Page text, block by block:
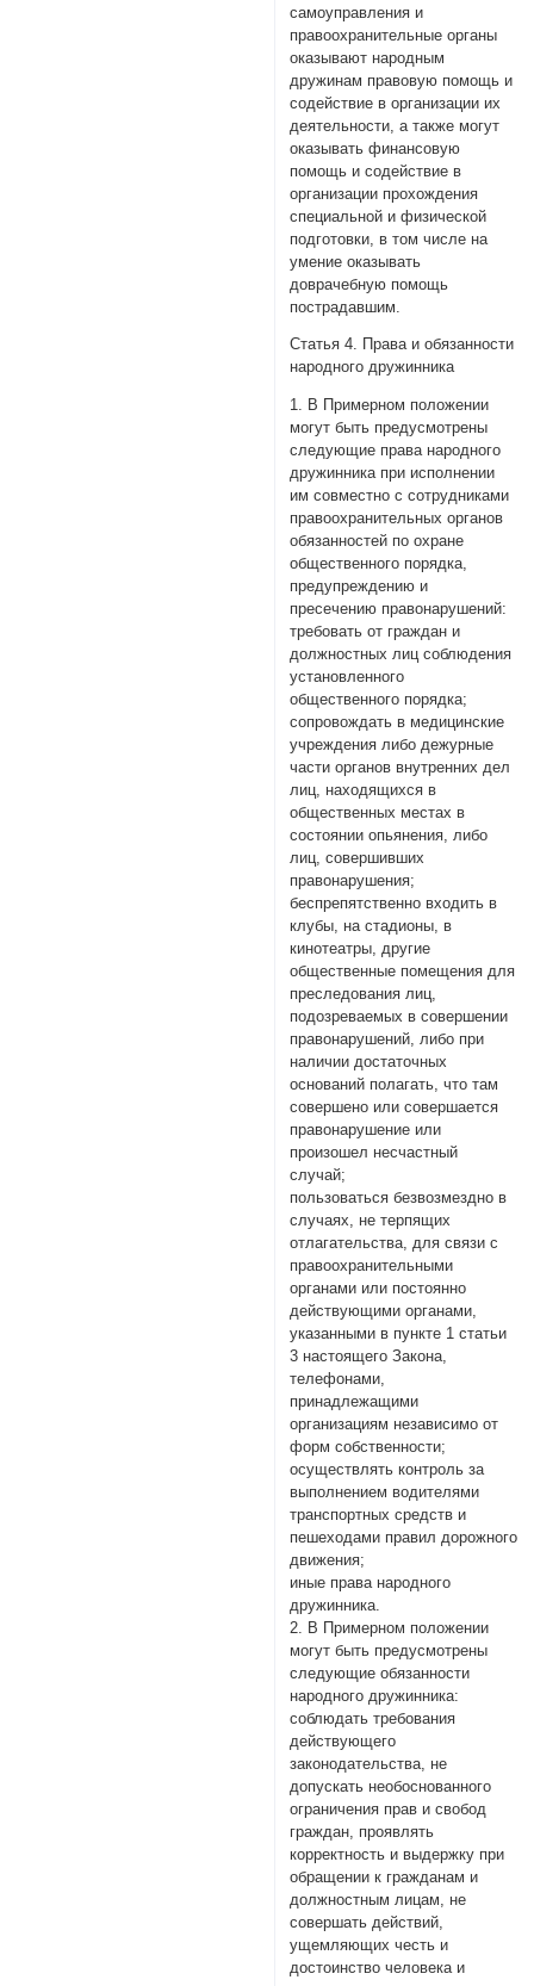
самоуправления и
правоохранительные органы
оказывают народным
дружинам правовую помощь и
содействие в организации их
деятельности, а также могут
оказывать финансовую
помощь и содействие в
организации прохождения
специальной и физической
подготовки, в том числе на
умение оказывать
доврачебную помощь
пострадавшим.
Статья 4. Права и обязанности
народного дружинника
1. В Примерном положении
могут быть предусмотрены
следующие права народного
дружинника при исполнении
им совместно с сотрудниками
правоохранительных органов
обязанностей по охране
общественного порядка,
предупреждению и
пресечению правонарушений:
требовать от граждан и
должностных лиц соблюдения
установленного
общественного порядка;
сопровождать в медицинские
учреждения либо дежурные
части органов внутренних дел
лиц, находящихся в
общественных местах в
состоянии опьянения, либо
лиц, совершивших
правонарушения;
беспрепятственно входить в
клубы, на стадионы, в
кинотеатры, другие
общественные помещения для
преследования лиц,
подозреваемых в совершении
правонарушений, либо при
наличии достаточных
оснований полагать, что там
совершено или совершается
правонарушение или
произошел несчастный
случай;
пользоваться безвозмездно в
случаях, не терпящих
отлагательства, для связи с
правоохранительными
органами или постоянно
действующими органами,
указанными в пункте 1 статьи
3 настоящего Закона,
телефонами,
принадлежащими
организациям независимо от
форм собственности;
осуществлять контроль за
выполнением водителями
транспортных средств и
пешеходами правил дорожного
движения;
иные права народного
дружинника.
2. В Примерном положении
могут быть предусмотрены
следующие обязанности
народного дружинника:
соблюдать требования
действующего
законодательства, не
допускать необоснованного
ограничения прав и свобод
граждан, проявлять
корректность и выдержку при
обращении к гражданам и
должностным лицам, не
совершать действий,
ущемляющих честь и
достоинство человека и